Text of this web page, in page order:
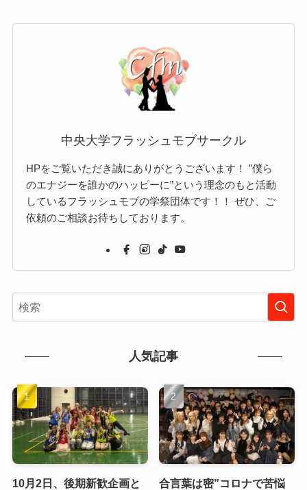
中央大学フラッシュモブサークル
HPをご覧いただき誠にありがとうございます！ ”僕ら
のエナジーを誰かのハッピーに”という理念のもと活動
しているフラッシュモブの学祭団体です！！ ぜひ、ご
依頼のご相談お待ちしております。
人気記事
10月2日、後期新歓企画と
合言葉は密”コロナで苦悩